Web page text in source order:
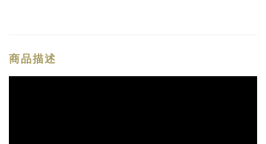
商品描述